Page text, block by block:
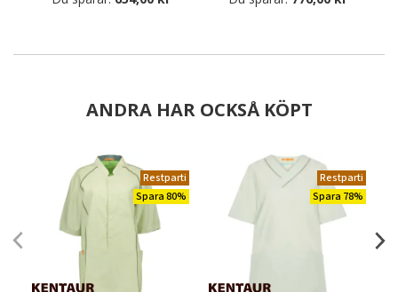
ANDRA HAR OCKSÅ KÖPT
Restparti
Spara 80%
Restparti
Spara 78%